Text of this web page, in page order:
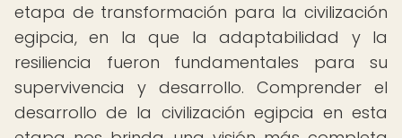
etapa de transformación para la civilización
egipcia, en la que la adaptabilidad y la
resiliencia fueron fundamentales para su
supervivencia y desarrollo. Comprender el
desarrollo de la civilización egipcia en esta